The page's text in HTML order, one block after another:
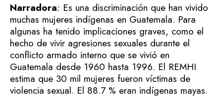
Narradora: Es una discriminación que han vivido
muchas mujeres indígenas en Guatemala. Para
algunas ha tenido implicaciones graves, como el
hecho de vivir agresiones sexuales durante el
conflicto armado interno que se vivió en
Guatemala desde 1960 hasta 1996. El REMHI
estima que 30 mil mujeres fueron víctimas de
violencia sexual. El 88.7 % eran indígenas mayas.